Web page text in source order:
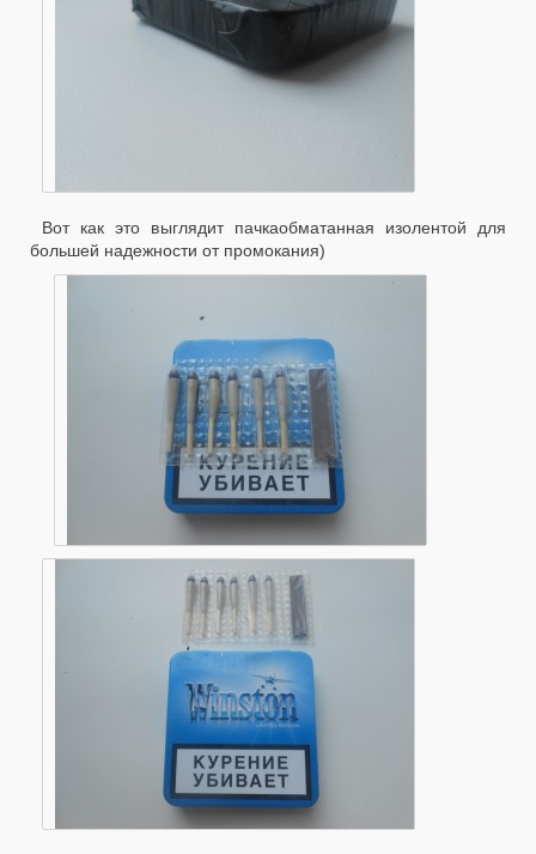
Вот как это выглядит пачкаобматанная изолентой для
большей надежности от промокания)